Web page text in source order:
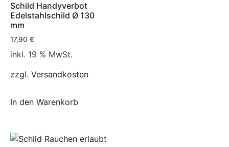
Schild Handyverbot
Edelstahlschild Ø 130
mm
17,90 €
inkl. 19 % MwSt.
zzgl. Versandkosten
In den Warenkorb